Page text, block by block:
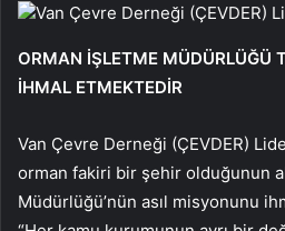
Van Çevre Derneği (ÇEVDER)
ORMAN İŞLETME MÜDÜRLÜĞÜ
İHMAL ETMEKTEDİR
Van Çevre Derneği (ÇEVDER)
orman fakiri bir şehir olduğunun
Müdürlüğü’nün asıl misyonunu